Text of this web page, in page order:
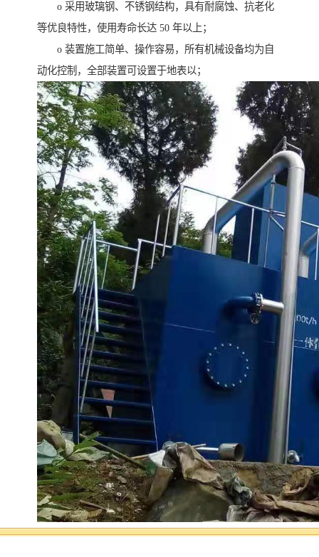
o 采用玻璃钢、不锈钢结构，具有耐腐蚀、抗老化
等优良特性，使用寿命长达 50 年以上；
o 装置施工简单、操作容易，所有机械设备均为自
动化控制，全部装置可设置于地表以；